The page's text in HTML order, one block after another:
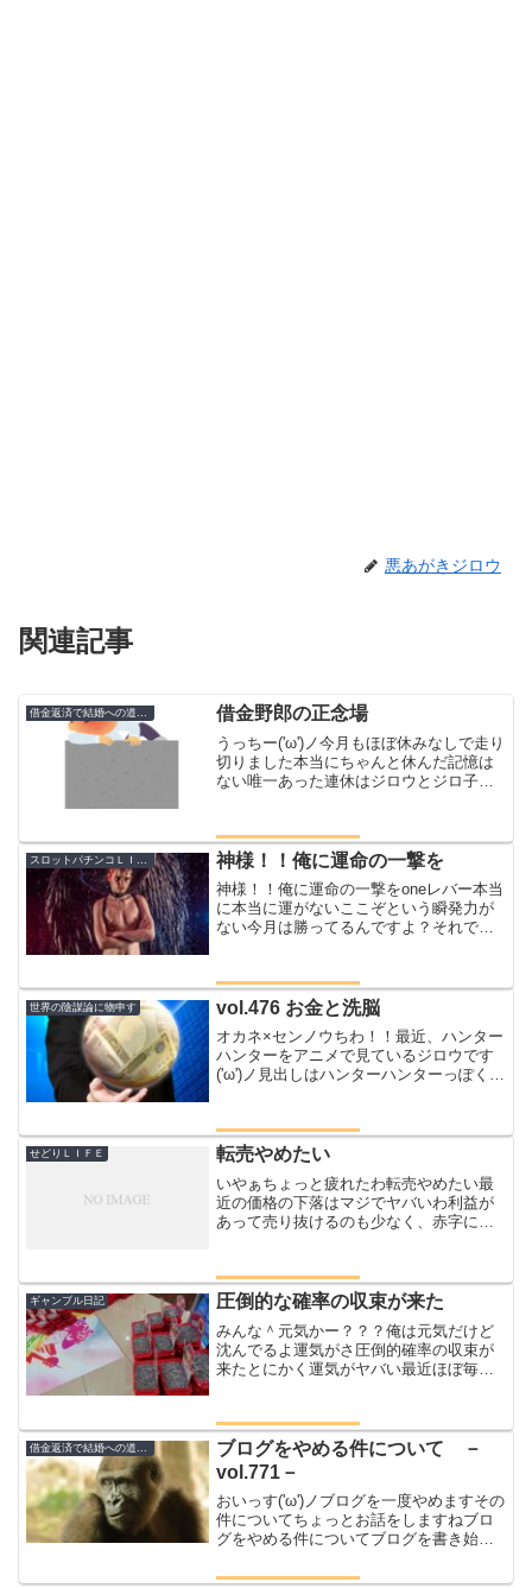
悪あがきジロウ
関連記事
借金返済で結婚への道のり 借金野郎の正念場
うっちー('ω')ノ今月もほぼ休みなしで走り
切りました本当にちゃんと休んだ記憶は
ない唯一あった連休はジロウとジロ子の
大にして言いたいそして正直仕事よりも
疲れたとも言いた...
スロットパチンコＬＩＦＥ 神様！！俺に運命の一撃を
神様！！俺に運命の一撃をoneレバー本当
に本当に運がないここぞという瞬発力が
ない今月は勝ってるんですよ？それでも
瞬間を今日も魂を込めてきたヴァルブレ
イブ１０万円取る...
世界の陰謀論に物申す vol.476 お金と洗脳
オカネ×センノウちわ！！最近、ハンター
ハンターをアニメで見ているジロウです
('ω')ノ見出しはハンターハンターっぽく行
んなお話ですオカネ×ノ×ホンネ俺たちは
お金...
せどりＬＩＦＥ 転売やめたい
いやぁちょっと疲れたわ転売やめたい最
近の価格の下落はマジでヤバいわ利益が
あって売り抜けるのも少なく、赤字に巻
限界や資金さえあれば来年から価格が上
がるのはわかっているので...
ギャンブル日記 圧倒的な確率の収束が来た
みんな＾元気かー？？？俺は元気だけど
沈んでるよ運気がさ圧倒的確率の収束が
来たとにかく運気がヤバい最近ほぼ毎日
リヨで３回目のビックでパトランプが光
りこれで９２％継続と１G...
ブログをやめる件について －
vol.771－
おいっす('ω')ノブログを一度やめますその
件についてちょっとお話をしますねブロ
グをやめる件についてブログを書き始め
で書いたブログの本数は８５０くら